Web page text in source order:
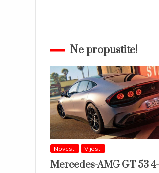
Ne propustite!
Novosti Vijesti
Mercedes-AMG GT 53 4-